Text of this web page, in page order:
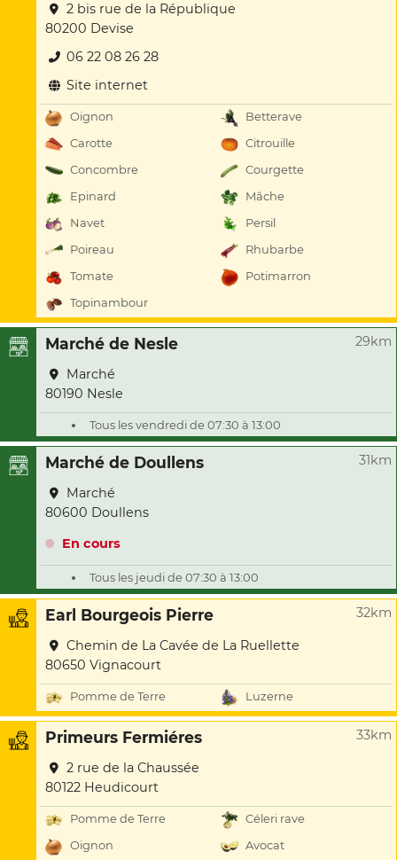
2 bis rue de la République
80200 Devise
06 22 08 26 28
Site internet
Oignon
Betterave
Carotte
Citrouille
Concombre
Courgette
Epinard
Mâche
Navet
Persil
Poireau
Rhubarbe
Tomate
Potimarron
Topinambour
Marché de Nesle 29km
Marché
80190 Nesle
Tous les vendredi de 07:30 à 13:00
Marché de Doullens 31km
Marché
80600 Doullens
En cours
Tous les jeudi de 07:30 à 13:00
Earl Bourgeois Pierre 32km
Chemin de La Cavée de La Ruellette
80650 Vignacourt
Pomme de Terre Luzerne
Primeurs Fermiéres 33km
2 rue de la Chaussée
80122 Heudicourt
Pomme de Terre
Céleri rave
Oignon
Avocat